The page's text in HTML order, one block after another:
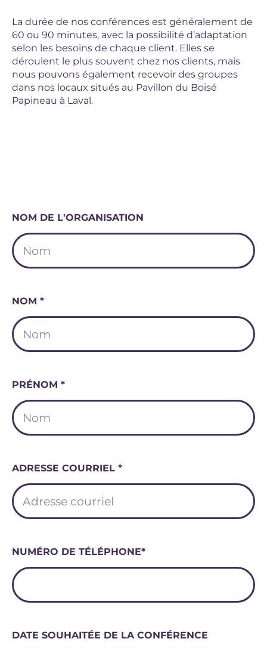
La durée de nos conférences est généralement de
60 ou 90 minutes, avec la possibilité d’adaptation
selon les besoins de chaque client. Elles se
déroulent le plus souvent chez nos clients, mais
nous pouvons également recevoir des groupes
dans nos locaux situés au Pavillon du Boisé
Papineau à Laval.
NOM DE L'ORGANISATION
NOM *
PRÉNOM *
ADRESSE COURRIEL *
NUMÉRO DE TÉLÉPHONE*
DATE SOUHAITÉE DE LA CONFÉRENCE